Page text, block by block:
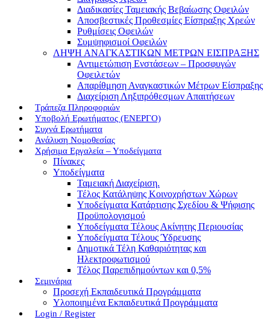
Διαδικασίες Ταμειακής Βεβαίωσης Οφειλών
Αποσβεστικές Προθεσμίες Είσπραξης Χρεών
Ρυθμίσεις Οφειλών
Συμψηφισμοί Οφειλών
ΛΗΨΗ ΑΝΑΓΚΑΣΤΙΚΩΝ ΜΕΤΡΩΝ ΕΙΣΠΡΑΞΗΣ
Αντιμετώπιση Ενστάσεων – Προσφυγών
Οφειλετών
Απαρίθμηση Αναγκαστικών Μέτρων Είσπραξης
Διαχείριση Ληξιπρόθεσμων Απαιτήσεων
Τράπεζα Πληροφοριών
Υποβολή Ερωτήματος (ΕΝΕΡΓΟ)
Συχνά Ερωτήματα
Ανάλυση Νομοθεσίας
Χρήσιμα Εργαλεία – Υποδείγματα
Πίνακες
Υποδείγματα
Ταμειακή Διαχείριση.
Τέλος Κατάληψης Κοινοχρήστων Χώρων
Υποδείγματα Κατάρτισης Σχεδίου & Ψήφισης
Προϋπολογισμού
Υποδείγματα Τέλους Ακίνητης Περιουσίας
Υποδείγματα Τέλους Ύδρευσης
Δημοτικά Τέλη Καθαριότητας και
Ηλεκτροφωτισμού
Τέλος Παρεπιδημούντων και 0,5%
Σεμινάρια
Προσεχή Εκπαιδευτικά Προγράμματα
Υλοποιημένα Εκπαιδευτικά Προγράμματα
Login / Register